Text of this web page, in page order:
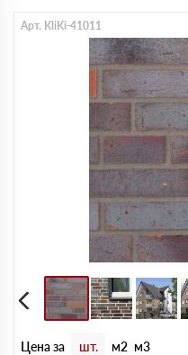
Арт. KliKi-41011
Цена за шт. м2 м3